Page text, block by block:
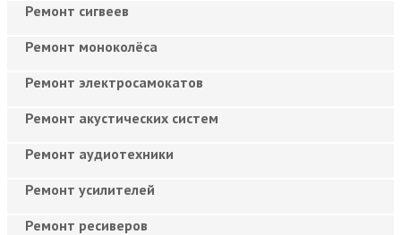
Ремонт сигвеев
Ремонт моноколёса
Ремонт электросамокатов
Ремонт акустических систем
Ремонт аудиотехники
Ремонт усилителей
Ремонт ресиверов